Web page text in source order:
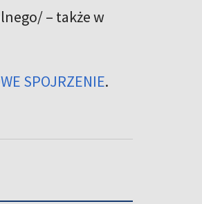
– także w
SPOJRZENIE.